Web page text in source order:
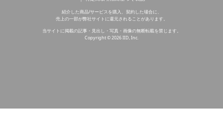
紹介した商品/サービスを購入、契約した場合に、
売上の一部が弊社サイトに還元されることがあります。
当サイトに掲載の記事・見出し・写真・画像の無断転載を禁じます。
Copyright © 2026 IID, Inc.